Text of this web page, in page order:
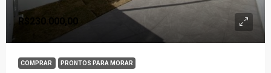
R$230.000,00
COMPRAR PRONTOS PARA MORAR